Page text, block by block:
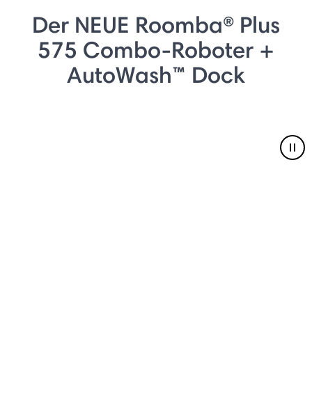
Der NEUE Roomba® Plus
575 Combo-Roboter +
AutoWash™ Dock